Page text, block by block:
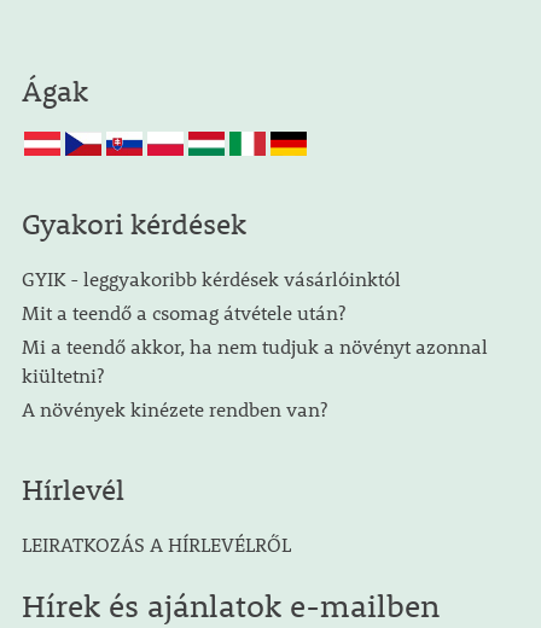
Ágak
Gyakori kérdések
GYIK - leggyakoribb kérdések vásárlóinktól
Mit a teendő a csomag átvétele után?
Mi a teendő akkor, ha nem tudjuk a növényt azonnal
kiültetni?
A növények kinézete rendben van?
Hírlevél
LEIRATKOZÁS A HÍRLEVÉLRŐL
Hírek és ajánlatok e-mailben